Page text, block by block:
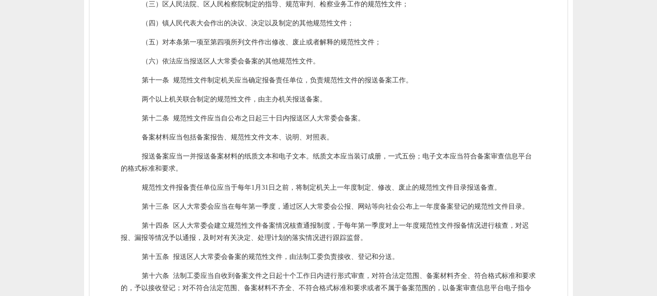
（三）区人民法院、区人民检察院制定的指导、规范审判、检察业务工作的规范性文件；
（四）镇人民代表大会作出的决议、决定以及制定的其他规范性文件；
（五）对本条第一项至第四项所列文件作出修改、废止或者解释的规范性文件；
（六）依法应当报送区人大常委会备案的其他规范性文件。
第十一条 规范性文件制定机关应当确定报备责任单位，负责规范性文件的报送备案工作。
两个以上机关联合制定的规范性文件，由主办机关报送备案。
第十二条 规范性文件应当自公布之日起三十日内报送区人大常委会备案。
备案材料应当包括备案报告、规范性文件文本、说明、对照表。
报送备案应当一并报送备案材料的纸质文本和电子文本。纸质文本应当装订成册，一式五份；电子文本应当符合备案审查信息平台
的格式标准和要求。
规范性文件报备责任单位应当于每年1 月 31 日之前，将制定机关上一年度制定、修改、废止的规范性文件目录报送备查。
第十三条 区人大常委会应当在每年第一季度，通过区人大常委会公报、网站等向社会公布上一年度备案登记的规范性文件目录。
第十四条
区人大常委会建立规范性文件备案情况核查通报制度，于每年第一季度对上一年度规范性文件报备情况进行核查，对迟
报、漏报等情况予以通报，及时对有关决定、处理计划的落实情况进行跟踪监督。
第十五条 报送区人大常委会备案的规范性文件，由法制工委负责接收、登记和分送。
第十六条 法制工委应当自收到备案文件之日起十个工作日内进行形式审查，对符合法定范围、备案材料齐全、符合格式标准和要求
的，予以接收登记；对不符合法定范围、备案材料不齐全、不符合格式标准和要求或者不属于备案范围的，以备案审查信息平台电子指令